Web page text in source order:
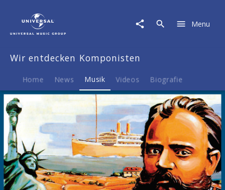
entdecken
Komponisten
Dvořák
-
Aus
der
neuen
Welt
Menu
Wir entdecken Komponisten
Home News Musik Videos Biografie